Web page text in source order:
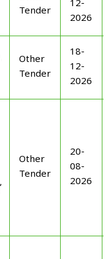
Tender
12-
2026
Other
Tender
18-
12-
2026
Other
Tender
20-
08-
2026